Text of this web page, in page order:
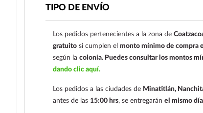
TIPO DE ENVÍO
Los pedidos pertenecientes a la zona de
gratuitosi cumplen el monto mínimo de compra
según la colonia. Puedes consultar los montos
dando clic aquí.
Los pedidos a las ciudades de Minatitlán,
antes de las 15:00 hrs, se entregarán el mismo día